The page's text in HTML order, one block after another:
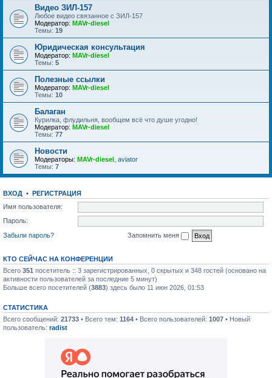
Видео ЗИЛ-157
Любое видео связанное с ЗИЛ-157
Модератор: MAVr-diesel
Темы: 19
Юридическая консультация
Модератор: MAVr-diesel
Темы: 5
Полезные ссылки
Модератор: MAVr-diesel
Темы: 10
Балаган
Курилка, флудильня, вообщем всё что душе угодно!
Модератор: MAVr-diesel
Темы: 77
Новости
Модераторы: MAVr-diesel aviator
Темы: 7
ВХОД • РЕГИСТРАЦИЯ
Имя пользователя:
Пароль:
Забыли пароль?
Запомнить меня
КТО СЕЙЧАС НА КОНФЕРЕНЦИИ
Всего 351 посетитель :: 3 зарегистрированных, 0 скрытых и 348 гостей (основано на
активности пользователей за последние 5 минут)
Больше всего посетителей (3883) здесь было 11 июн 2026, 01:53
СТАТИСТИКА
Всего сообщений: 21733 • Всего тем: 1164 • Всего пользователей: 1007 • Новый
пользователь: radist